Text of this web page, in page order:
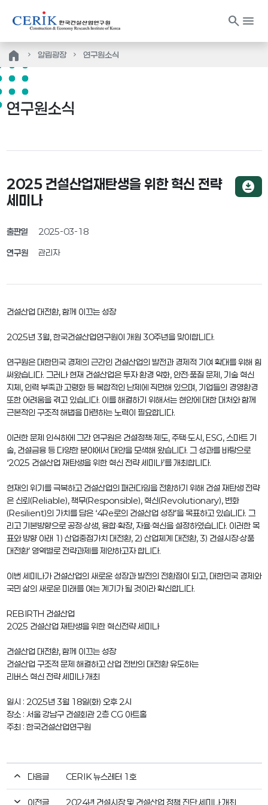
search menu
home 알림광장 연구원소식
연구원소식
2025 건설산업재탄생을 위한 혁신 전략
세미나
출판일 2025-03-18
연구원 관리자
download_for_offline
건설산업 대전환, 함께 이끄는 성장
2025년 3월, 한국건설산업연구원이 개원 30주년을 맞이합니다.
연구원은 대한민국 경제의 근간인 건설산업의 발전과 경제적 기여 확대를 위해 힘
써왔습니다. 그러나 현재 건설산업은 투자 환경 악화, 안전·품질 문제, 기술 혁신
지체, 인력 부족과 고령화 등 복합적인 난제에 직면해 있으며, 기업들의 경영환경
또한 어려움을 겪고 있습니다. 이를 해결하기 위해서는 현안에 대한 대처와 함께
근본적인 구조적 해법을 마련하는 노력이 필요합니다.
이러한 문제 인식하에 그간 연구원은 건설정책·제도, 주택·도시, ESG, 스마트 기
술, 건설금융 등 다양한 분야에서 대안을 모색해 왔습니다. 그 성과를 바탕으로
‘2025 건설산업 재탄생을 위한 혁신 전략 세미나’를 개최합니다.
현재의 위기를 극복하고 건설산업의 패러다임을 전환하기 위해 건설 재탄생 전략
은 신뢰(Reliable), 책무(Responsible), 혁신(Revolutionary), 변화
(Resilient)의 가치를 담은 ‘4Re로의 건설산업 성장’을 목표하고 있습니다. 그
리고 기본방향으로 공정·상생, 융합·확장, 자율·혁신을 설정하였습니다. 이러한 목
표와 방향 아래 1) 산업중점가치 대전환, 2) 산업체계 대전환, 3) 건설시장·상품
대전환’ 영역별로 전략과제를 제안하고자 합니다.
이번 세미나가 건설산업의 새로운 성장과 발전의 전환점이 되고, 대한민국 경제와
국민 삶의 새로운 미래를 여는 계기가 될 것이라 확신합니다.
REBIRTH 건설산업
2025 건설산업 재탄생을 위한 혁신전략 세미나
건설산업 대전환, 함께 이끄는 성장
건설산업 구조적 문제 해결하고 산업 전반의 대전환 유도하는
리버스 혁신 전략 세미나 개최
일시 : 2025년 3월 18일(화) 오후 2시
장소 : 서울 강남구 건설회관 2층 CG 아트홀
주최 : 한국건설산업연구원
다음글 CERIK 뉴스레터 1호
이전글 2024년 건설시장 및 건설산업 정책 진단 세미나 개최